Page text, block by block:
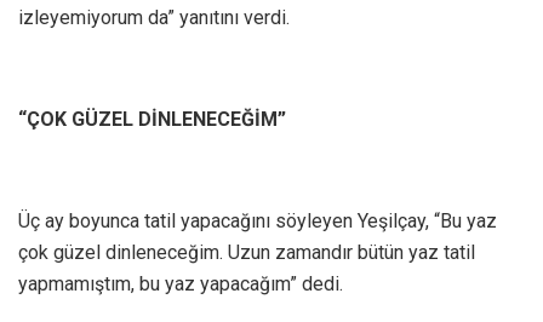
izleyemiyorum da” yanıtını verdi.
“ÇOK GÜZEL DİNLENECEĞİM”
Üç ay boyunca tatil yapacağını söyleyen Yeşilçay, “Bu yaz
çok güzel dinleneceğim. Uzun zamandır bütün yaz tatil
yapmamıştım, bu yaz yapacağım” dedi.